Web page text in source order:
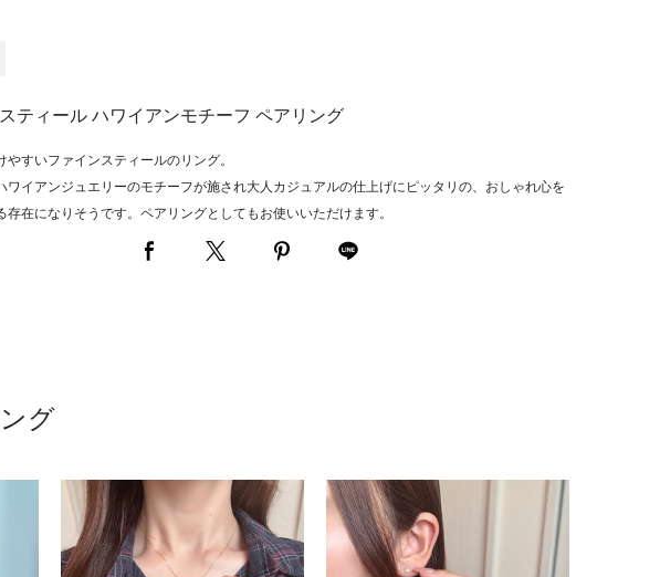
ティール ハワイアンモチーフ ペアリング
やすいファインスティールのリング。
ワイアンジュエリーのモチーフが施され大人カジュアルの仕上げにピッタリの、おしゃれ心を
存在になりそうです。ペアリングとしてもお使いいただけます。
グ